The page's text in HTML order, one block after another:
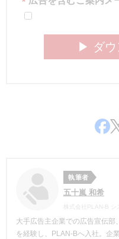
*
▶︎ ダウ
執筆者
五十嵐 和希
株式会社PLAN-B シ
大手広告主企業での広告宣伝
を経験し、PLAN-Bへ入社。企